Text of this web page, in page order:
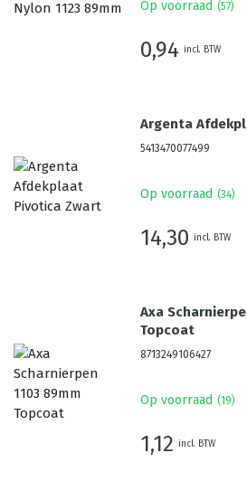
Op voorraad (57)
0,94 incl. BTW
Argenta
5413470077499
Op voorraad (34)
14,30 incl. BTW
Axa
Topcoat
8713249106427
Op voorraad (19)
1,12 incl. BTW